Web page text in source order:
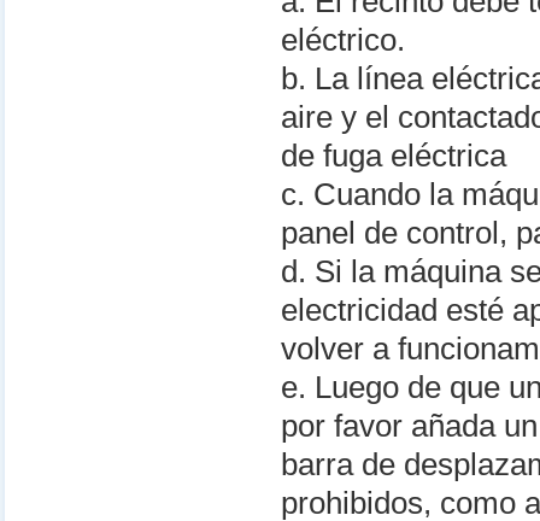
eléctrico.
b. La línea
aire y el
de fuga eléctrica
c. Cuando la
panel de control,
d. Si la máquina
electricidad esté
volver a
e. Luego de que
por favor añada
barra de
prohibidos, como